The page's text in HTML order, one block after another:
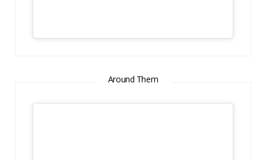
Around Them